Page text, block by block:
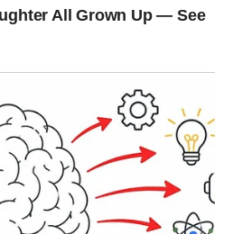
verovati svojoj intuiciji.
Strelac mora reći:
za Strelca:
čekao pravi pravac. Sada ga
LJUBAV I